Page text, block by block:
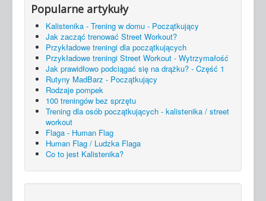
Popularne artykuły
Kalistenika - Trening w domu - Początkujący
Jak zacząć trenować Street Workout?
Przykładowe treningi dla początkujących
Przykładowe treningi Street Workout - Wytrzymałość
Jak prawidłowo podciągać się na drążku? - Część 1
Rutyny MadBarz - Początkujący
Rodzaje pompek
100 treningów bez sprzętu
Trening dla osób początkujących - kalistenika / street
workout
Flaga - Human Flag
Human Flag / Ludzka Flaga
Co to jest Kalistenika?